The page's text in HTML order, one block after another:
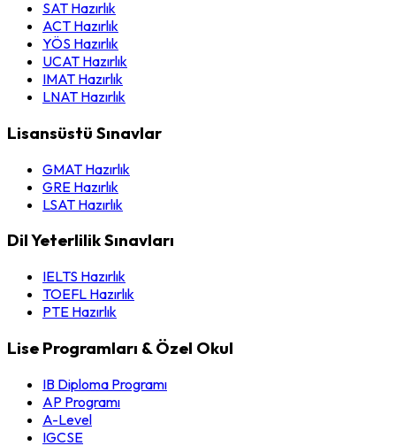
SAT Hazırlık
ACT Hazırlık
YÖS Hazırlık
UCAT Hazırlık
IMAT Hazırlık
LNAT Hazırlık
Lisansüstü Sınavlar
GMAT Hazırlık
GRE Hazırlık
LSAT Hazırlık
Dil Yeterlilik Sınavları
IELTS Hazırlık
TOEFL Hazırlık
PTE Hazırlık
Lise Programları & Özel Okul
IB Diploma Programı
AP Programı
A-Level
IGCSE